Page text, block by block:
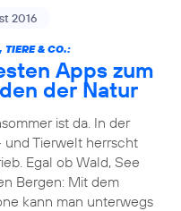
2016
TIERE & CO.:
Apps zum
der Natur
ist da. In der
und Tierwelt herrscht
Egal ob Wald, See
Bergen: Mit dem
kann man unterwegs